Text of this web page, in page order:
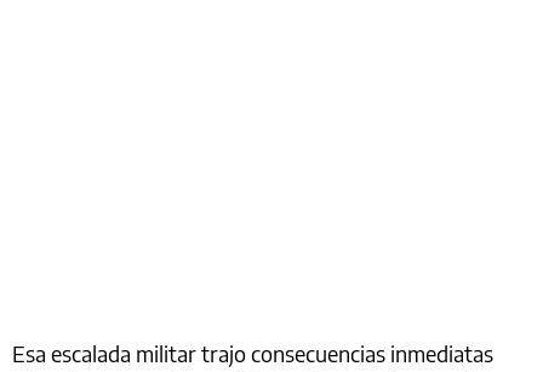
Esa escalada militar trajo consecuencias inmediatas